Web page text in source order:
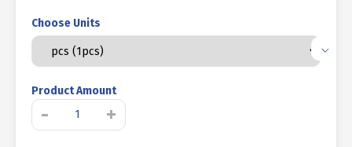
Choose Units
Product Amount
-
Kuantitas
+